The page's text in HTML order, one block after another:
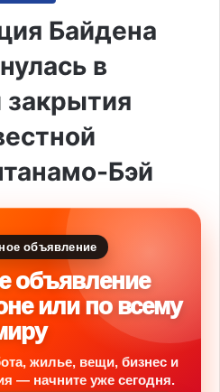
Байдена
в
закрытия
Бэй
объявление
объявление
или по всему
жилье, вещи, бизнес и
— начните уже сегодня.